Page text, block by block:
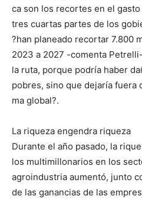
ca son los recortes en el
tres cuartas partes de los
?han planeado recortar 7.800
2023 a 2027 -comenta
la ruta, porque podría haber
pobres, sino que dejaría fuera
ma global?.
La riqueza engendra riqueza
Durante el año pasado, la
los multimillonarios en los
agroindustria aumentó, junto
de las ganancias de las